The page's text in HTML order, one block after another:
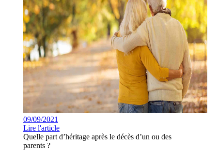
09/09/2021
Lire l'article
Quelle part d’héritage après le décès d’un ou des
parents ?